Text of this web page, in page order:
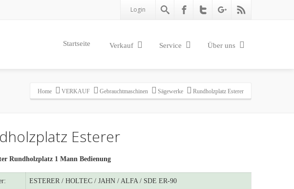
Login
Startseite Verkauf Service Über uns
Home VERKAUF Gebrauchtmaschinen Sägewerke Rundholzplatz Esterer
Esterer
Rundholzplatz 1 Mann Bedienung
ESTERER / HOLTEC / JAHN / ALFA / SDE ER-90